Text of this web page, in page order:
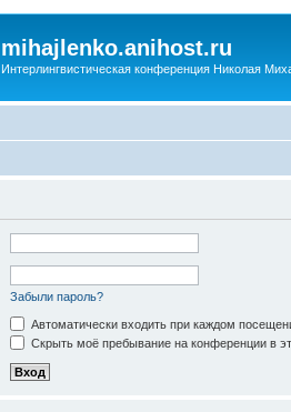
mihajlenko.anihost.ru
Интерлингвистическая конференция Николая
Забыли пароль?
Автоматически входить при каждом
Скрыть моё пребывание на конференции в